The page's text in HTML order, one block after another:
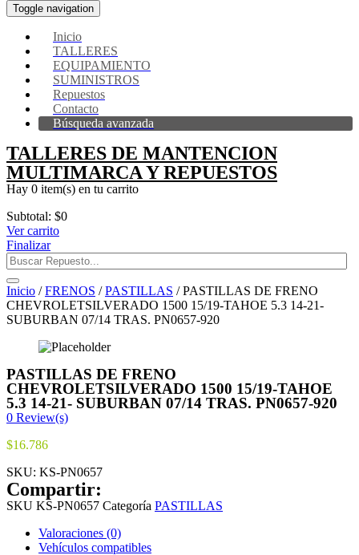
Toggle navigation
Inicio
TALLERES
EQUIPAMIENTO
SUMINISTROS
Repuestos
Contacto
Búsqueda avanzada
TALLERES DE MANTENCION
MULTIMARCA Y REPUESTOS
Hay 0 item(s) en tu carrito
Subtotal: $0
Ver carrito
Finalizar
Inicio /FRENOS /PASTILLAS / PASTILLAS DE FRENO
CHEVROLETSILVERADO 1500 15/19-TAHOE 5.3 14-21-
SUBURBAN 07/14 TRAS. PN0657-920
PASTILLAS DE FRENO
CHEVROLETSILVERADO 1500 15/19-TAHOE
5.3 14-21- SUBURBAN 07/14 TRAS. PN0657-920
0 Review(s)
$16.786
SKU: KS-PN0657
Compartir:
SKU KS-PN0657 Categoría PASTILLAS
Valoraciones (0)
Vehículos compatibles